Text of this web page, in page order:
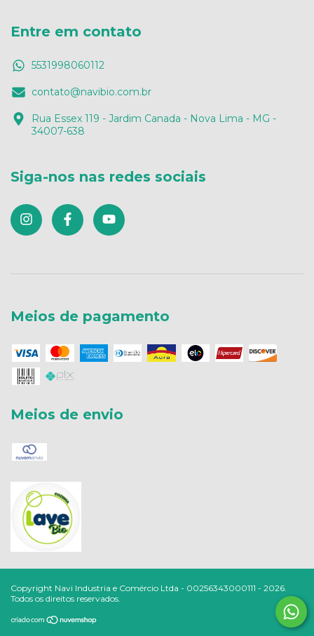
Entre em contato
5531998060112
contato@navibio.com.br
Rua Essex 119 - Jardim Canada - Nova Lima - MG -
34007-638
Siga-nos nas redes sociais
Meios de pagamento
Meios de envio
Copyright Navi Industria e Comércio Ltda - 00256343000111 - 2026.
Todos os direitos reservados.